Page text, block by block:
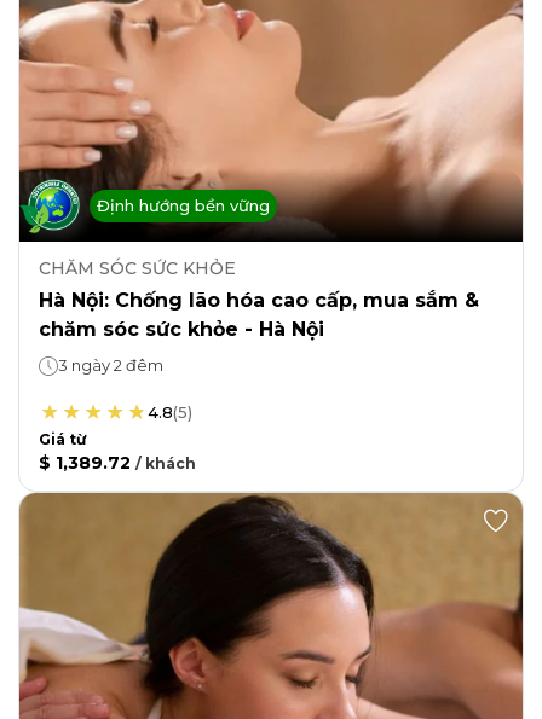
Định hướng bền vững
CHĂM SÓC SỨC KHỎE
Hà Nội: Chống lão hóa cao cấp, mua sắm &
chăm sóc sức khỏe - Hà Nội
3 ngày 2 đêm
4.8(5)
Giá từ
$ 1,389.72 / khách